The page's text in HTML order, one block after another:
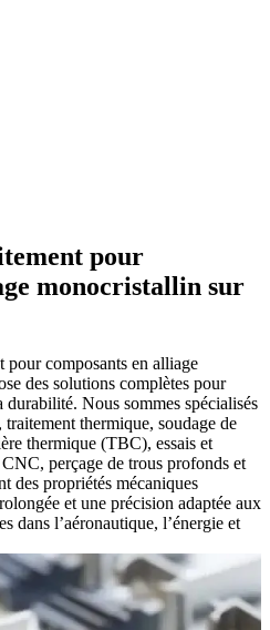
pour
monocristallin sur
pour composants en alliage
des solutions complètes pour
Nous sommes spécialisés
thermique, soudage de
thermique (TBC), essais et
perçage de trous profonds et
des propriétés mécaniques
et une précision adaptée aux
dans l’aéronautique, l’énergie et